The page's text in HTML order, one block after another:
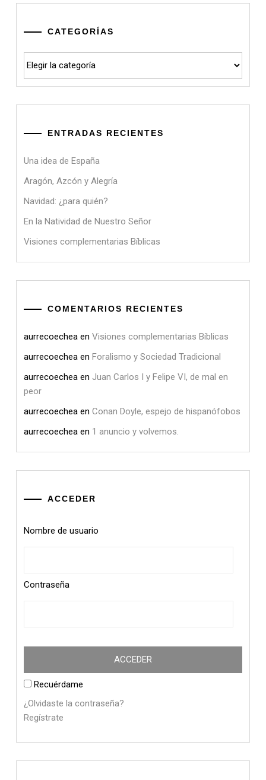
CATEGORÍAS
ENTRADAS RECIENTES
Una idea de España
Aragón, Azcón y Alegría
Navidad: ¿para quién?
En la Natividad de Nuestro Señor
Visiones complementarias Bíblicas
COMENTARIOS RECIENTES
aurrecoechea en Visiones complementarias Bíblicas
aurrecoechea en Foralismo y Sociedad Tradicional
aurrecoechea en Juan Carlos I y Felipe VI, de mal en
peor
aurrecoechea en Conan Doyle, espejo de hispanófobos
aurrecoechea en 1 anuncio y volvemos.
ACCEDER
Nombre de usuario
Contraseña
Recuérdame
¿Olvidaste la contraseña?
Regístrate